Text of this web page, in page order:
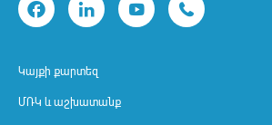
Կայքի քարտեզ
ՄՌԿ և աշխատանք